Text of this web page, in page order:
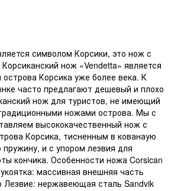
символом Корсики, это нож с
нож «Vendetta» является
Корсика уже более века. К
часто предлагают дешевый и плохо
нож для туристов, не имеющий
ножами острова. Мы с
высококачественный нож с
Корсика, тисненным в кованаую
и с упором лезвия для
кончика. Особенности ножа Corsican
массивная внешняя часть
Лезвие: нержавеющая сталь Sandvik